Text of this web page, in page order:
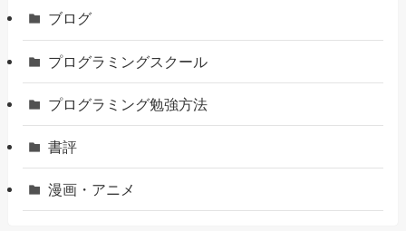
ブログ
プログラミングスクール
プログラミング勉強方法
書評
漫画・アニメ